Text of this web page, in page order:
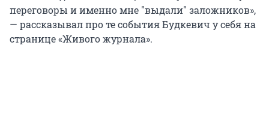
переговоры и именно мне "выдали" заложников»,
— рассказывал про те события Будкевич у себя на
странице «Живого журнала».